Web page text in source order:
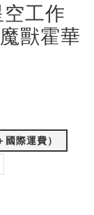
空工作
獸霍華
際運費）